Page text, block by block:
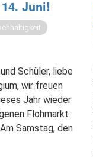
Juni!
Schüler, liebe
wir freuen
Jahr wieder
Flohmarkt
Samstag, den